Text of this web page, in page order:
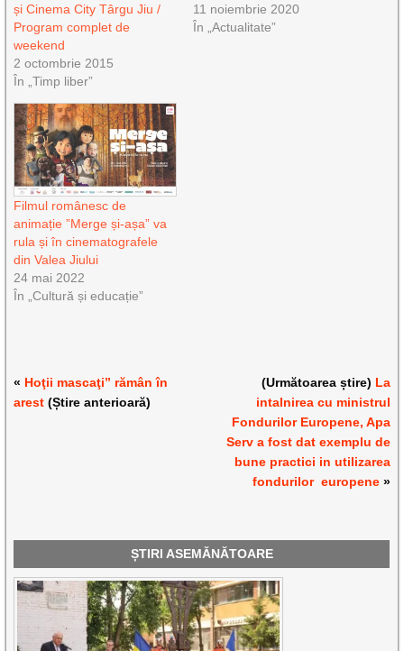
și Cinema City Târgu Jiu /
Program complet de
weekend
2 octombrie 2015
În „Timp liber”
11 noiembrie 2020
În „Actualitate”
Filmul românesc de
animație ”Merge și-așa” va
rula și în cinematografele
din Valea Jiului
24 mai 2022
În „Cultură și educație”
« Hoţii mascaţi” rămân în
arest (Știre anterioară)
(Următoarea știre) La
intalnirea cu ministrul
Fondurilor Europene, Apa
Serv a fost dat exemplu de
bune practici in utilizarea
fondurilor europene»
ȘTIRI ASEMĂNĂTOARE